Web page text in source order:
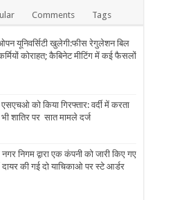
Comments Tags
यूनिवर्सिटी खुलेगी:फीस रेगुलेशन बिल
कोराहत; कैबिनेट मीटिंग में कई फैसलों
को किया गिरफ्तार: वर्दी में करता
शातिर पर सात मामले दर्ज
निगम द्वारा एक कंपनी को जारी किए गए
की गई दो याचिकाओ पर स्टे आर्डर